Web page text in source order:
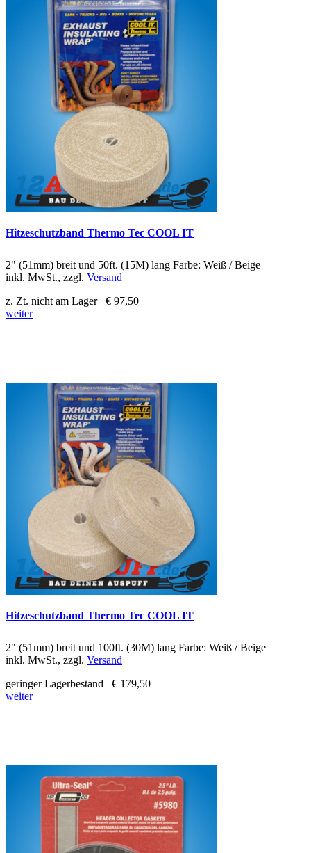
Hitzeschutzband Thermo Tec COOL IT
2" (51mm) breit und 50ft. (15M) lang Farbe: Weiß / Beige
inkl. MwSt., zzgl. Versand
z. Zt. nicht am Lager
€ 97,50
weiter
Hitzeschutzband Thermo Tec COOL IT
2" (51mm) breit und 100ft. (30M) lang Farbe: Weiß / Beige
inkl. MwSt., zzgl. Versand
geringer Lagerbestand
€ 179,50
weiter